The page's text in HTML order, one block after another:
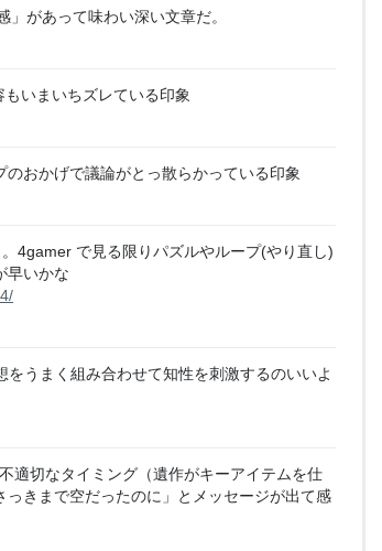
」があって味わい深い文章だ。
いまいちズレている印象
おかげで議論がとっ散らかっている印象
4gamer で見る限りパズルやループ(やり直し)
早いかな
うまく組み合わせて知性を刺激するのいいよ
適切なタイミング（遺作がキーアイテムを仕
きまで空だったのに」とメッセージが出て感